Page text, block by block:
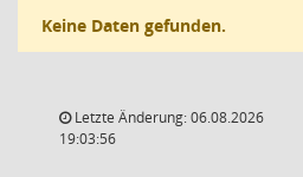
Keine Daten gefunden.
Letzte Änderung: 06.08.2026
19:03:56